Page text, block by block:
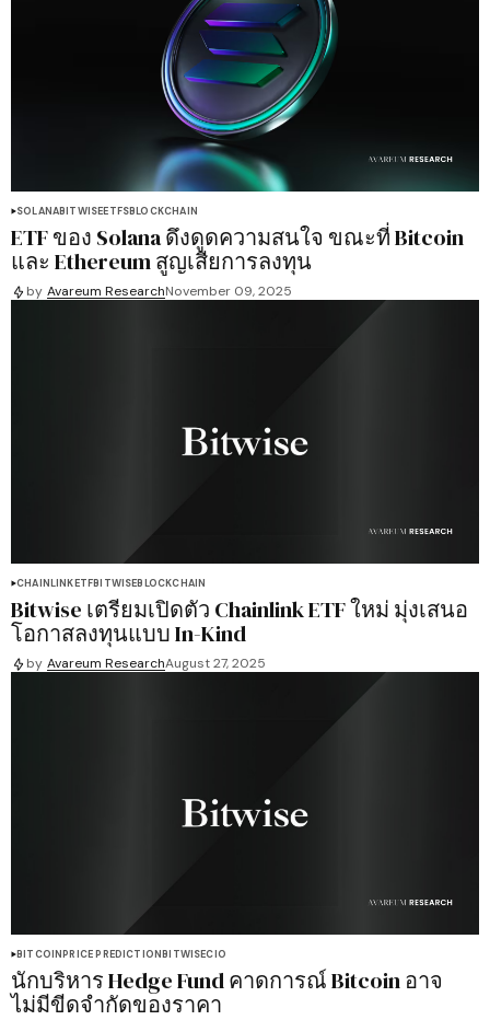
SOLANABITWISEETFSBLOCKCHAIN
ETF ของ Solana ดึงดูดความสนใจ ขณะที่ Bitcoin
และ Ethereum สูญเสียการลงทุน
by Avareum ResearchNovember 09, 2025
CHAINLINKETFBITWISEBLOCKCHAIN
Bitwise เตรียมเปิดตัว Chainlink ETF ใหม่ มุ่งเสนอ
โอกาสลงทุนแบบ In-Kind
by Avareum ResearchAugust 27, 2025
BITCOINPRICE PREDICTIONBITWISECIO
นักบริหาร Hedge Fund คาดการณ์ Bitcoin อาจ
ไม่มีขีดจำกัดของราคา